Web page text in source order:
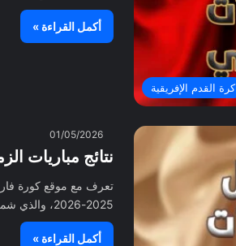
كرة القدم الإفريقية
أكمل القراءة »
01/05/2026
نتائج مباريات
تعرف مع موقع كورة فار
2025-2026، والذي شمل الدوري المصري…
أكمل القراءة »